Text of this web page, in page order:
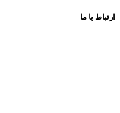
ارتباط با ما